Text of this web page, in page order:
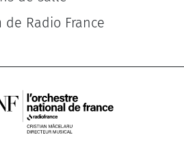
de Radio France